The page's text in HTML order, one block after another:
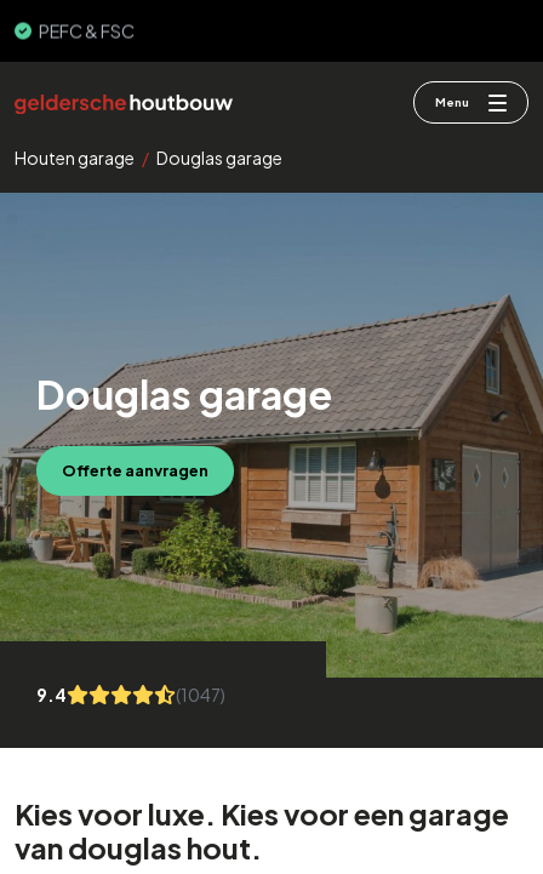
3000+ gebouwen
PEFC & FSC
Menu
Houten garage / Douglas garage
Douglas garage
Offerte aanvragen
9.4 (1047)
Kies voor luxe. Kies voor een garage
van douglas hout.